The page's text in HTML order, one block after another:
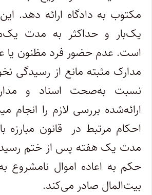
مکتوب به دادگاه ارائه­ دهد.
یک‌بار و حداکثر به مدت
است. عدم حضور فرد مظنون یا
مدارک مثبته مانع از رسیدگی
نسبت به‌صحت اسناد و
ارائه‌شده بررسی لازم را انجام
احکام مرتبط در قانون مبارزه
مدت یک هفته پس از ختم
حکم به اعاده اموال
بیت‌المال صادر می‌کند.